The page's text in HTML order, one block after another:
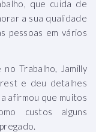
que cuida de
a sua qualidade
pessoas em vários
Trabalho, Jamilly
e deu detalhes
afirmou que muitos
custos alguns